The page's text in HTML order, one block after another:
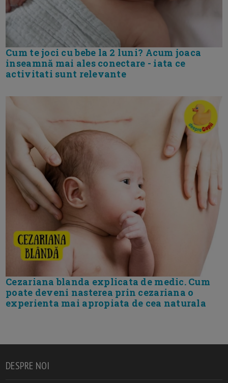
Cum te joci cu bebe la 2 luni? Acum joaca
inseamnă mai ales conectare - iata ce
activitati sunt relevante
Cezariana blanda explicata de medic. Cum
poate deveni nasterea prin cezariana o
experienta mai apropiata de cea naturala
DESPRE NOI